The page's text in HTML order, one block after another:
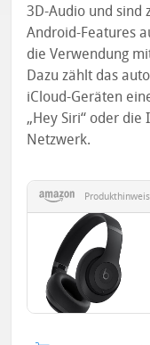
3D-Audio und sind
Android-Features
die Verwendung
Dazu zählt das
iCloud-Geräten
„Hey Siri“ oder die
Netzwerk.
Produkthinweis